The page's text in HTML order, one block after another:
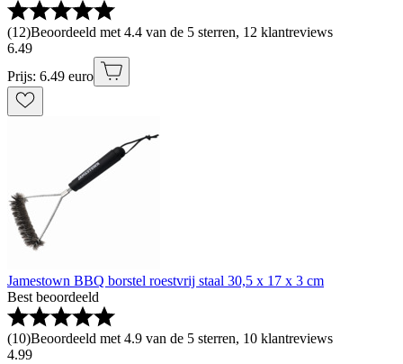
(12)Beoordeeld met 4.4 van de 5 sterren, 12 klantreviews
6.49
Prijs: 6.49 euro
Jamestown BBQ borstel roestvrij staal 30,5 x 17 x 3 cm
Best beoordeeld
(10)Beoordeeld met 4.9 van de 5 sterren, 10 klantreviews
4.99